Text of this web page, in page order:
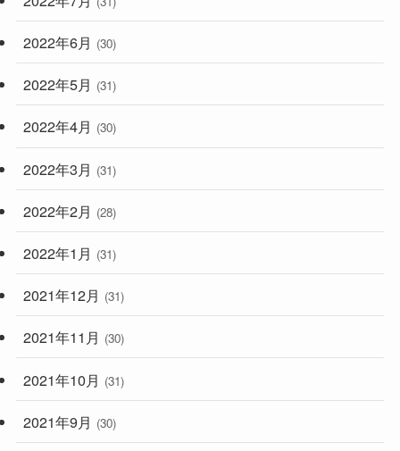
2022年6月 (30)
2022年5月 (31)
2022年4月 (30)
2022年3月 (31)
2022年2月 (28)
2022年1月 (31)
2021年12月 (31)
2021年11月 (30)
2021年10月 (31)
2021年9月 (30)